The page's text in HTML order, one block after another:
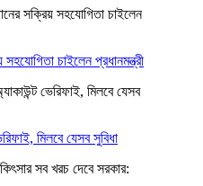
চাইলেন প্রধানমন্ত্রী
মিলবে যেসব সুবিধা